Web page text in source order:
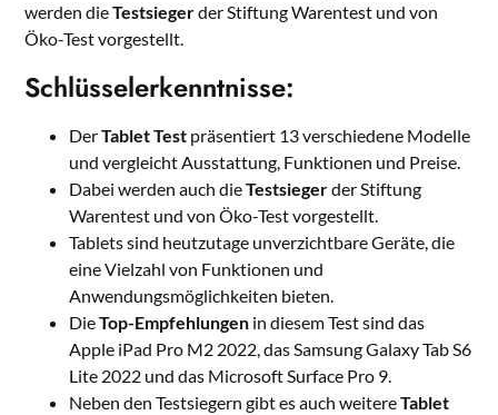
werden dieTestsiegerder Stiftung Warentest und von
Öko-Test vorgestellt.
Schlüsselerkenntnisse:
DerTablet Test präsentiert 13 verschiedene Modelle
und vergleicht Ausstattung, Funktionen und Preise.
Dabei werden auch dieTestsiegerder Stiftung
Warentest und von Öko-Test vorgestellt.
Tablets sind heutzutage unverzichtbare Geräte, die
eine Vielzahl von Funktionen und
Anwendungsmöglichkeiten bieten.
DieTop-Empfehlungen in diesem Test sind das
Apple iPad Pro M2 2022, das Samsung Galaxy Tab S6
Lite 2022 und das Microsoft Surface Pro 9.
Neben den Testsiegern gibt es auch weitereTablet